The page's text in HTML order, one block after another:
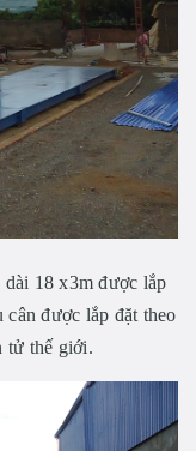
dài 18 x3m được lắp
được lắp đặt theo
tử thế giới.